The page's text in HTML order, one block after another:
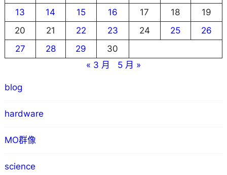
13
14 15 16 17 18
19
20
21 22 23 24 25
26
27
28 29
30
« 3 月
5 月 »
blog
hardware
MO群像
science